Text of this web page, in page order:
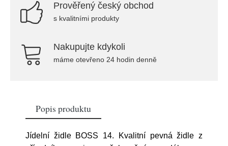
Prověřený český obchod
s kvalitními produkty
Nakupujte kdykoli
máme otevřeno 24 hodin denně
Popis produktu
Jídelní židle BOSS 14. Kvalitní pevná židle z